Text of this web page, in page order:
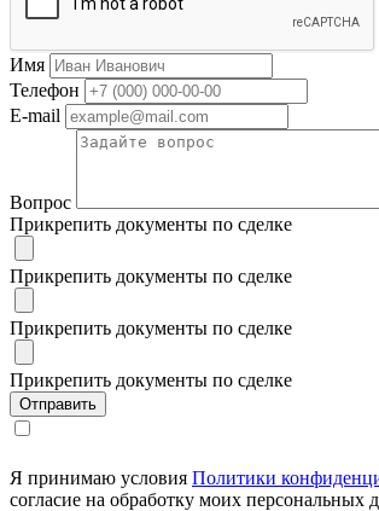
Имя
Телефон
E-mail
Вопрос
Прикрепить документы по сделке
Прикрепить документы по сделке
Прикрепить документы по сделке
Прикрепить документы по сделке
Я принимаю условия Политики
согласие на обработку моих персональных